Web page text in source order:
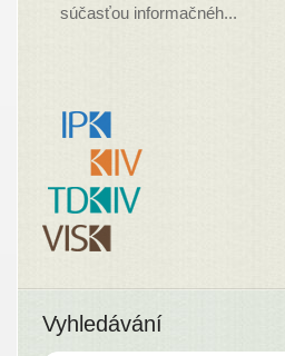
súčasťou informačnéh...
Vyhledávání